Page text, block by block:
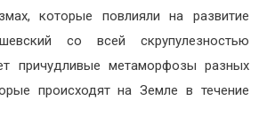
которые повлияли на развитие
со всей скрупулезностью
причудливые метаморфозы разных
происходят на Земле в течение